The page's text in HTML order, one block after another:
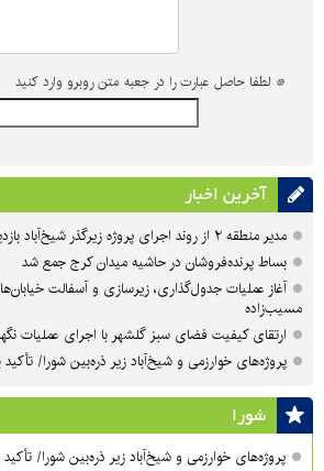
* لطفا حاصل عبارت را در جعبه متن روبرو وارد کنید
آخرین اخبار
مدیر منطقه ۲ از روند اجرای پروژه زیرگذر شیخ‌آباد بازدید کرد
بساط پرنده‌فروشان در حاشیه میدان کرج جمع شد
آغاز عملیات جدول‌گذاری، زیرسازی و آسفالت
مسیب‌زاده
ارتقای کیفیت فضای سبز گلشهر با اجرای عملیات
پروژه‌های خوارزمی و شیخ‌آباد زیر ذره‌بین شورا/
شورا
پروژه‌های خوارزمی و شیخ‌آباد زیر ذره‌بین شورا/